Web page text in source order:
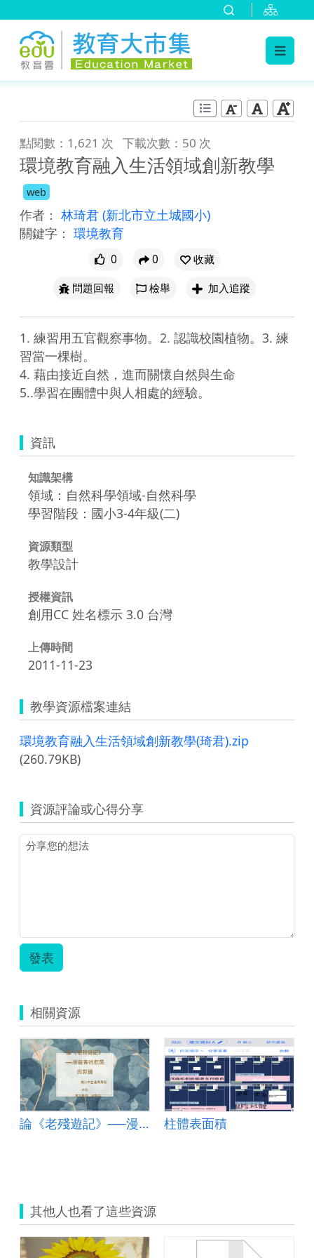
點閱數：1,621 次 下載次數：50 次
環境教育融入生活領域創新教學
web
作者： 林琦君 (新北市立土城國小)
關鍵字： 環境教育
0 0
收藏
問題回報
檢舉 加入追蹤
1. 練習用五官觀察事物。2. 認識校園植物。3. 練
習當一棵樹。
4. 藉由接近自然，進而關懷自然與生命
資訊
知識架構
領域：自然科學領域-自然科學
學習階段：國小3-4年級(二)
資源類型
教學設計
授權資訊
創用CC 姓名標示 3.0 台灣
上傳時間
2011-11-23
教學資源檔案連結
環境教育融入生活領域創新教學(琦君).zip
(260.79KB)
資源評論或心得分享
發表
相關資源
論《老殘遊記》──漫遊者的悲民與救國 柱體表面積
其他人也看了這些資源